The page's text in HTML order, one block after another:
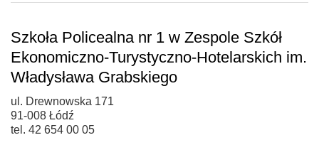
Szkoła Policealna nr 1 w Zespole Szkół
Ekonomiczno-Turystyczno-Hotelarskich im.
Władysława Grabskiego
ul. Drewnowska 171
91-008 Łódź
tel. 42 654 00 05